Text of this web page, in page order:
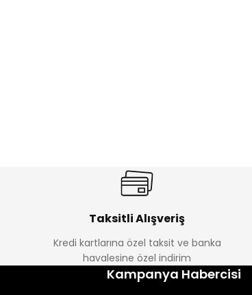
Taksitli Alışveriş
Kredi kartlarına özel taksit ve banka
havalesine özel indirim
Kampanya Habercisi